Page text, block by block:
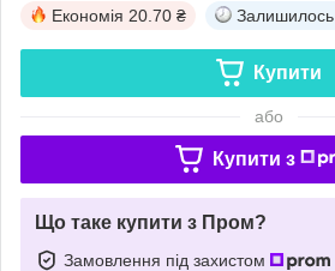
Економія 20.70 ₴ Залишилось
Купити
або
Купити з
Що таке купити з Пром?
Замовлення під захистом